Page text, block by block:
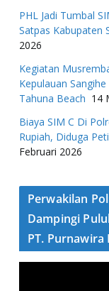
PHL Jadi Tumbal
Satpas Kabupaten
2026
Kegiatan
Kepulauan
Tahuna Beach 14
Biaya SIM C Di
Rupiah, Diduga
Februari 2026
Perwakilan
Dampingi
PT. Purnawira